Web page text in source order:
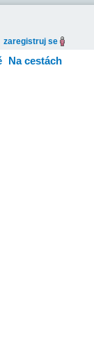
zaregistruj se
Na cestách